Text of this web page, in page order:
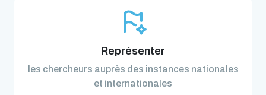
Représenter
les chercheurs auprès des instances nationales
et internationales